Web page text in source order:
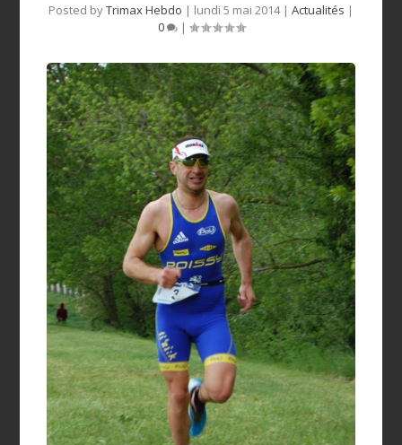
Posted byTrimax Hebdo | lundi 5 mai 2014| Actualités |
0
|